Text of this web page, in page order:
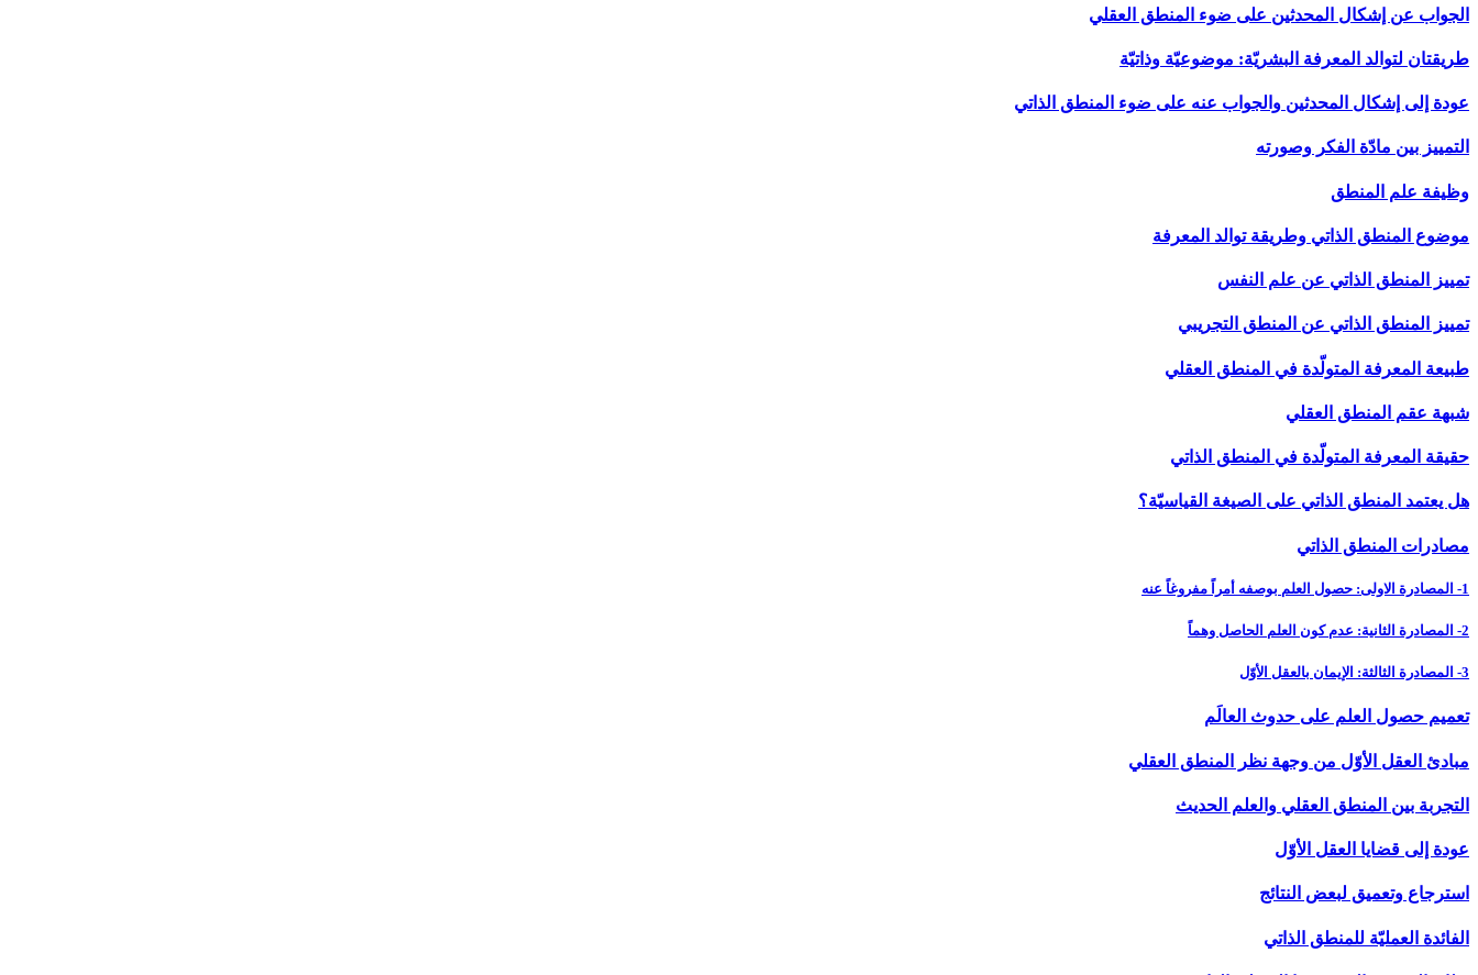
الجواب عن إشكال المحدثين على ضوء المنطق العقلي
طريقتان لتوالد المعرفة البشريّة: موضوعيّة وذاتيّة
عودة إلى إشكال المحدثين والجواب عنه على ضوء المنطق الذاتي
التمييز بين مادّة الفكر وصورته
وظيفة علم المنطق
موضوع المنطق الذاتي وطريقة توالد المعرفة
تمييز المنطق الذاتي عن علم النفس
تمييز المنطق الذاتي عن المنطق التجريبي
طبيعة المعرفة المتولّدة في المنطق العقلي
شبهة عقم المنطق العقلي
حقيقة المعرفة المتولّدة في المنطق الذاتي
هل يعتمد المنطق الذاتي على الصيغة القياسيّة؟
مصادرات المنطق الذاتي
1- المصادرة الاولى: حصول العلم بوصفه أمراً مفروغاً عنه
2- المصادرة الثانية: عدم كون العلم الحاصل وهماً
3- المصادرة الثالثة: الإيمان بالعقل الأوّل
تعميم حصول العلم على حدوث العالَم
مبادئ العقل الأوّل من وجهة نظر المنطق العقلي
التجربة بين المنطق العقلي والعلم الحديث
عودة إلى قضايا العقل الأوّل
استرجاع وتعميق لبعض النتائج
الفائدة العمليّة للمنطق الذاتي